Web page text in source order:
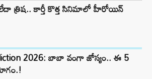
త్రిష.. కార్తీ కొత్త సినిమాలో హీరోయిన్
2026: బాబా వంగా జోస్యం.. ఈ 5